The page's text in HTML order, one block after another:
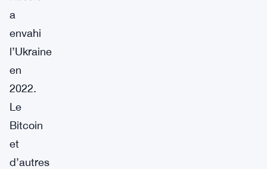
a
envahi
l’Ukraine
en
2022.
Le
Bitcoin
et
d’autres